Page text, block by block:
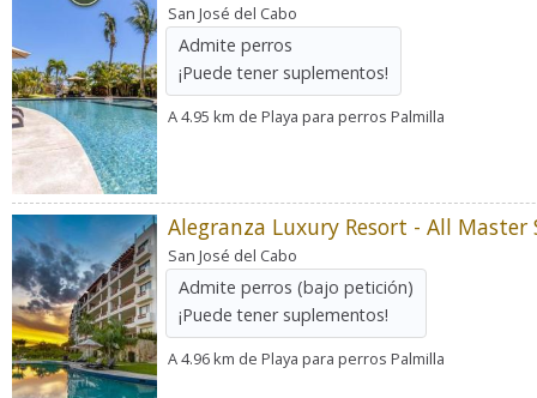
San José del Cabo
Admite perros
¡Puede tener suplementos!
A 4.95 km de Playa para perros Palmilla
Alegranza Luxury Resort - All Master
San José del Cabo
Admite perros (bajo petición)
¡Puede tener suplementos!
A 4.96 km de Playa para perros Palmilla